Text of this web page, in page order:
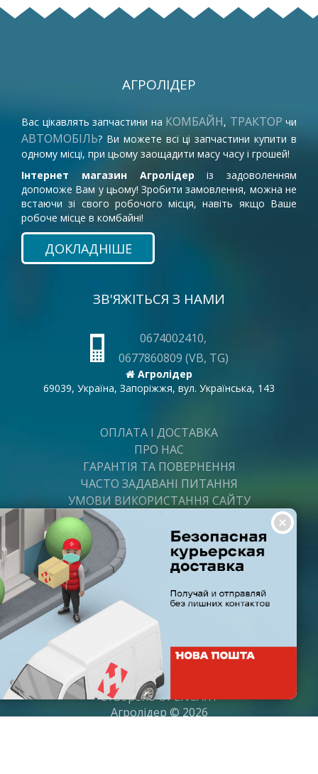
АГРОЛІДЕР
Вас цікавлять запчастини на КОМБАЙН, ТРАКТОР чи
АВТОМОБІЛЬ? Ви можете всі ці запчастини купити в
одному місці, при цьому заощадити масу часу і грошей!
Інтернет магазин Агролідер із задоволенням
допоможе Вам у цьому! Зробити замовлення, можна не
встаючи зі свого робочого місця, навіть якщо Ваше
робоче місце в комбайні!
ДОКЛАДНІШЕ
ЗВ'ЯЖІТЬСЯ З НАМИ
0674002410,
0677860809 (VB, TG)
Агролідер
69039, Україна, Запоріжжя, вул. Українська, 143
ОПЛАТА І ДОСТАВКА
ПРО НАС
ГАРАНТІЯ ТА ПОВЕРНЕННЯ
ЧАСТО ЗАДАВАНІ ПИТАННЯ
УМОВИ ВИКОРИСТАННЯ САЙТУ
ПОСТАЧАЛЬНИКАМ
ПАРТНЕРИ
ГРАФІК РОБОТИ
Пн-Пт: з 8:00 до 21:00
Субота: з 9:00 до 20:00
Неділя: з 10:00 до 19:00
СтвореноOPENCART
Агролідер © 2026